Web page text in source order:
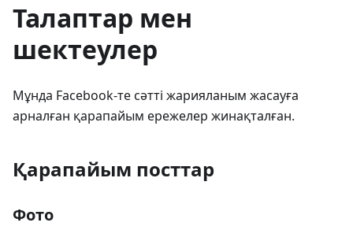
Талаптар мен
шектеулер
Мұнда Facebook-те сәтті жарияланым жасауға
арналған қарапайым ережелер жинақталған.
Қарапайым посттар
Фото